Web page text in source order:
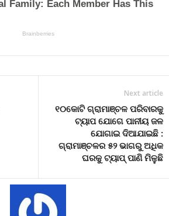
Next article
୧୦କୋଟି ଗ୍ରାମାଞ୍ଚଳ ପରିବାରକୁ
ଟ୍ୟାପ ଯୋଗେ ପାନୀୟ ଜଳ
ଯୋଗାଇ ଦିଆଯାଇଛି :
ଗ୍ରାମାଞ୍ଚଳର ୫୨ ଭାଗରୁ ଅଧିକ
ଘରକୁ ଟ୍ୟାପ୍ ପାଣି ମିଳୁଛି